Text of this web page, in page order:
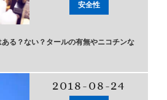
安全性
る？ない？タールの有無やニコチンな
2018-08-24